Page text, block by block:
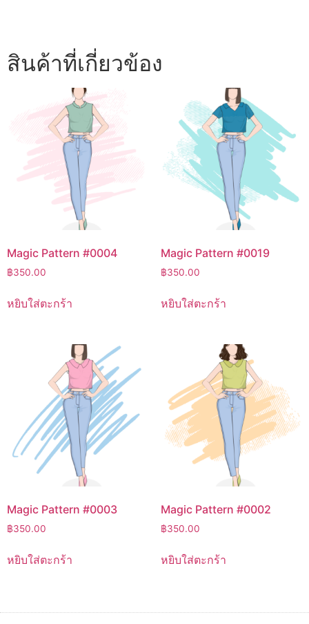
สินค้าที่เกี่ยวข้อง
Magic Pattern #0004
฿350.00
หยิบใส่ตะกร้า
Magic Pattern #0019
฿350.00
หยิบใส่ตะกร้า
Magic Pattern #0003
฿350.00
หยิบใส่ตะกร้า
Magic Pattern #0002
฿350.00
หยิบใส่ตะกร้า